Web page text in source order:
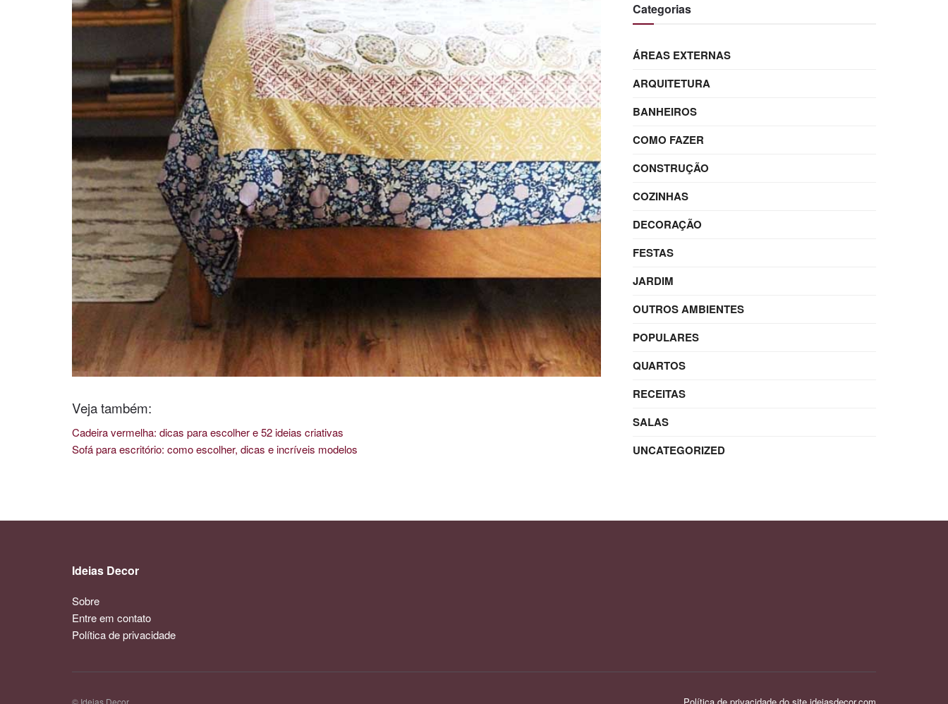
Veja também:
Cadeira vermelha: dicas para escolher e 52 ideias criativas
Sofá para escritório: como escolher, dicas e incríveis modelos
Categorias
ÁREAS EXTERNAS
ARQUITETURA
BANHEIROS
COMO FAZER
CONSTRUÇÃO
COZINHAS
DECORAÇÃO
FESTAS
JARDIM
OUTROS AMBIENTES
POPULARES
QUARTOS
RECEITAS
SALAS
UNCATEGORIZED
Ideias Decor
Sobre
Entre em contato
Política de privacidade
© Ideias Decor